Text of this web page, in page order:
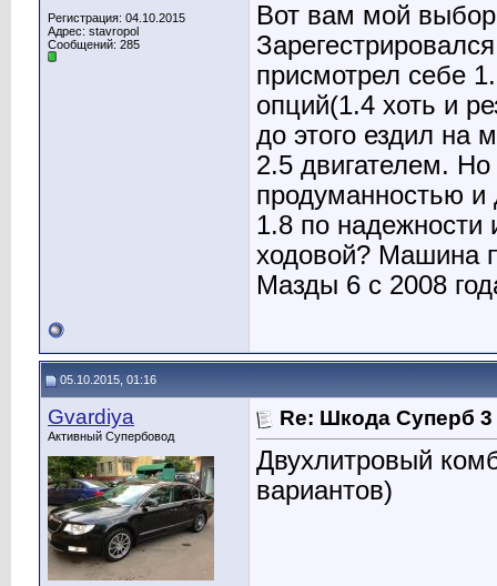
Регистрация: 04.10.2015
Адрес: stavropol
Сообщений: 285
Вот вам мой выбор
присмотрел себе
опций(1.4 хоть и
до этого ездил на
2.5 двигателем.
продуманностью и
1.8 по надежности
ходовой? Машина
Мазды 6 с 2008
05.10.2015, 01:16
Gvardiya
Активный Супербовод
Re: Шкода Суперб 3
Двухлитровый
вариантов)